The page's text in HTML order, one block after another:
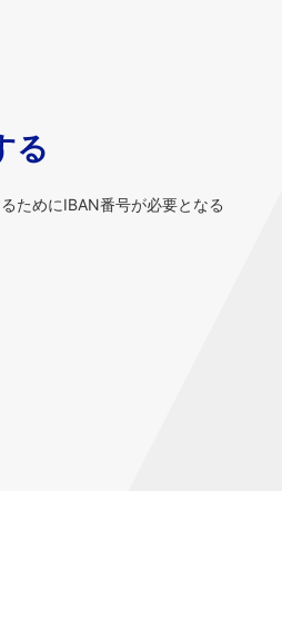
る
ためにIBAN番号が必要となる